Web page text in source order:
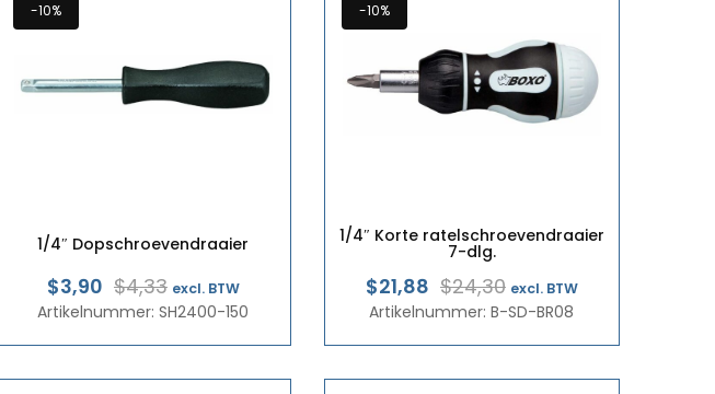
-10%
1/4″ Dopschroevendraaier
$4,33 Oorspronkelijke
prijs
was:
€3,75.
$3,90
Huidige
prijs
is:
€3,38.
excl. BTW
Artikelnummer: SH2400-150
-10%
1/4″ Korte ratelschroevendraaier
7-dlg.
$24,30 Oorspronkelijke
prijs
was:
€21,05.
$21,88
Huidige
prijs
is:
€18,95.
excl. BTW
Artikelnummer: B-SD-BR08